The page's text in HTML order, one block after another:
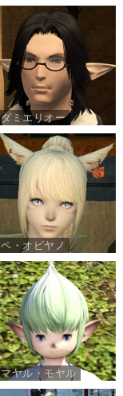
ダミエリオー
ペ・オビヤノ
マヤル・モヤル